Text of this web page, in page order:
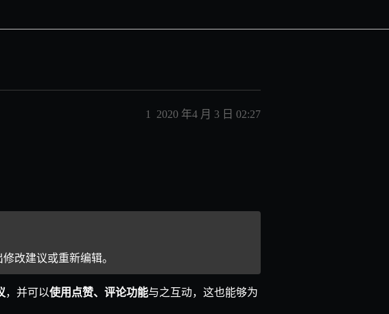
2020 年4 月 3 日 02:27
1
改建议或重新编辑。
，并可以使用点赞、评论功能与之互动，这也能够为